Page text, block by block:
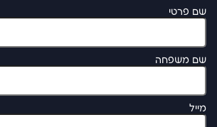
שם פרטי
שם משפחה
מייל